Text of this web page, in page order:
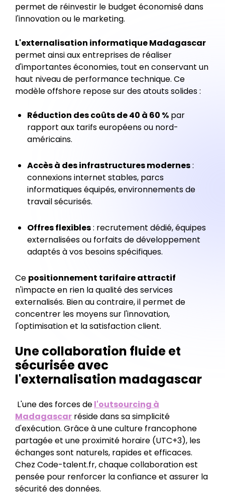
permet de réinvestir le budget économisé dans
l'innovation ou le marketing.
L'externalisation informatique Madagascar
permet ainsi aux entreprises de réaliser
d'importantes économies, tout en conservant un
haut niveau de performance technique. Ce
modèle offshore repose sur des atouts solides :
Réduction des coûts de 40 à 60 % par
rapport aux tarifs européens ou nord-
américains.
Accès à des infrastructures modernes:
connexions internet stables, parcs
informatiques équipés, environnements de
travail sécurisés.
Offres flexibles: recrutement dédié, équipes
externalisées ou forfaits de développement
adaptés à vos besoins spécifiques.
Ce positionnement tarifaire attractif
n'impacte en rien la qualité des services
externalisés. Bien au contraire, il permet de
concentrer les moyens sur l'innovation,
l'optimisation et la satisfaction client.
Une collaboration fluide et
sécurisée avec
l'externalisation madagascar
‍ L'une des forces del'outsourcing à
Madagascar réside dans sa simplicité
d'exécution. Grâce à une culture francophone
partagée et une proximité horaire (UTC+3), les
échanges sont naturels, rapides et efficaces.
Chez Code-talent.fr, chaque collaboration est
pensée pour renforcer la confiance et assurer la
sécurité des données.